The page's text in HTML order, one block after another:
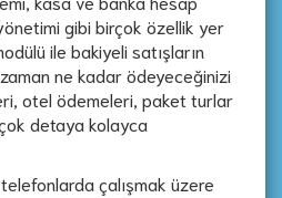
gibi birçok özellik yer
ile bakiyeli satışların
ne kadar ödeyeceğinizi
otel ödemeleri, paket turlar
detaya kolayca
telefonlarda çalışmak üzere